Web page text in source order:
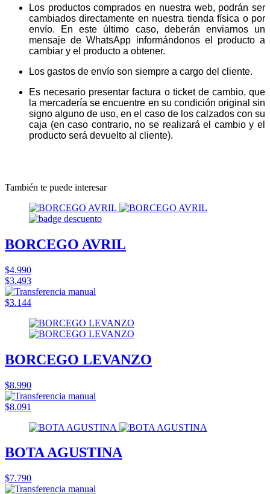
Los productos comprados en nuestra web, podrán ser
cambiados directamente en nuestra tienda física o por
envío. En este último caso, deberán enviarnos un
mensaje de WhatsApp informándonos el producto a
cambiar y el producto a obtener.
Los gastos de envío son siempre a cargo del cliente.
Es necesario presentar factura o ticket de cambio, que
la mercadería se encuentre en su condición original sin
signo alguno de uso, en el caso de los calzados con su
caja (en caso contrario, no se realizará el cambio y el
producto será devuelto al cliente).
También te puede interesar
BORCEGO AVRIL
$4.990
$3.493
$3.144
BORCEGO LEVANZO
$8.990
$8.091
BOTA AGUSTINA
$7.790